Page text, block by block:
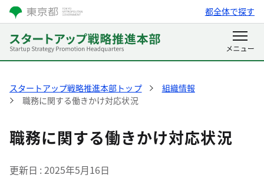
都全体で探す
スタートアップ戦略推進本部トップ
組織情報
職務に関する働きかけ対応状況
職務に関する働きかけ対応状況
更新日 2025年5月16日